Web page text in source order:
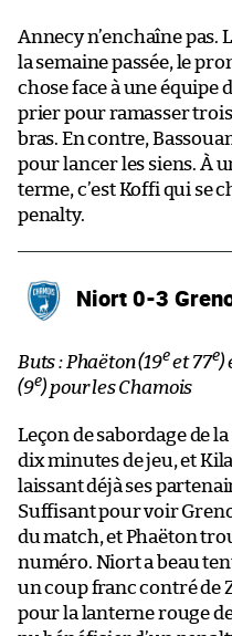
Annecy n’enchaîne pas.
la semaine passée, le
chose face à une équipe
prier pour ramasser
bras. En contre,
pour lancer les siens. À
terme, c’est Koffi qui se
penalty.
Niort 0-3
Buts : Phaëton (19eet 77e)
(9e) pour les Chamois
Leçon de sabordage de
dix minutes de jeu, et
laissant déjà ses
Suffisant pour voir
du match, et Phaëton
numéro. Niort a beau
un coup franc contré de
pour la lanterne rouge